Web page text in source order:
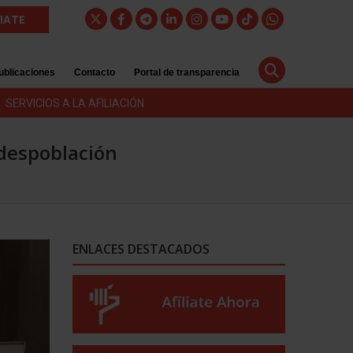
Contacto Portal de transparencia
SERVICIOS A LA AFILIACIÓN
ENLACES DESTACADOS